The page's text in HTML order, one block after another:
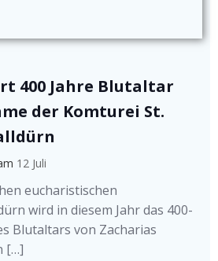
400 Jahre Blutaltar
der Komturei St.
12 Juli
eucharistischen
wird in diesem Jahr das 400-
Blutaltars von Zacharias
[…]